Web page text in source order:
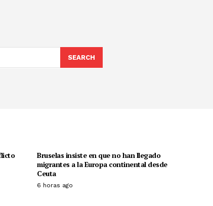
SEARCH
Bruselas insiste en que no han llegado
migrantes a la Europa continental desde
Ceuta
6 horas ago